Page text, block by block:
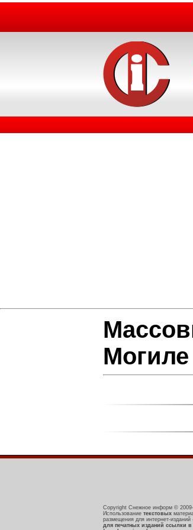
Copyright Снежное информ ©
Использование текстовых
размещения для интернет-изданий
для печатных изданий ссылки